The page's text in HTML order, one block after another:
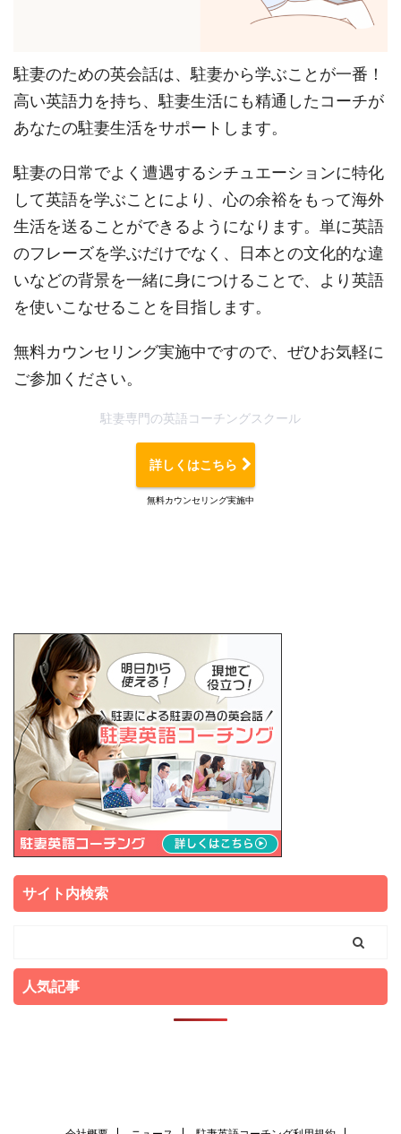
駐妻のための英会話は、駐妻から学ぶことが一番！
高い英語力を持ち、駐妻生活にも精通したコーチが
あなたの駐妻生活をサポートします。
駐妻の日常でよく遭遇するシチュエーションに特化
して英語を学ぶことにより、心の余裕をもって海外
生活を送ることができるようになります。単に英語
のフレーズを学ぶだけでなく、日本との文化的な違
いなどの背景を一緒に身につけることで、より英語
を使いこなせることを目指します。
無料カウンセリング実施中ですので、ぜひお気軽に
ご参加ください。
駐妻専門の英語コーチングスクール
詳しくはこちら
無料カウンセリング実施中
サイト内検索
人気記事